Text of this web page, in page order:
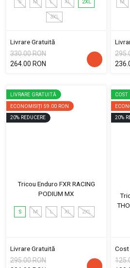
S M L XL 2XL
3XL
Livrare Gratuită
330.00 RON
264.00 RON
M
LIVRARE GRATUITĂ
ECONOMISIȚI 59.00 RON
20% REDUCERE
Tricou Enduro FXR RACING
PODIUM MX
S M L XL 2XL
Livrare Gratuită
295.00 RON
COST
20%
Cost